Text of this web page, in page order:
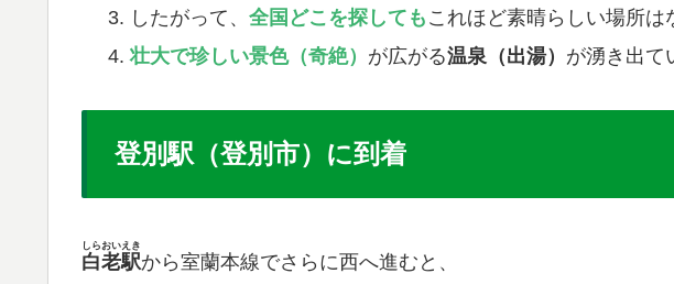
​したがって、 全国どこを探しても これほど素晴らしい場所は
壮大で珍しい景色（奇絶） が広がる温泉（出湯） が湧き出て
登別駅（登別市）に到着
白老駅
しらおいえき
から室蘭本線でさらに西へ進むと、